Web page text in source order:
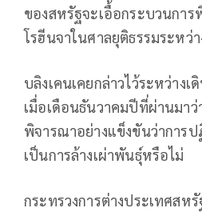
ของสหรัฐจะเอื้อกระบวนกา
โรฮีนจาในศาลยุติธรรมระหว่
บลิงเคนเคยกล่าวไว้ระหว่างเ
เมื่อเดือนธันวาคมปีที่ผ่านมาว่
พิจารณาอย่างแข็งขันว่าการ
เป็นการล้างเผ่าพันธุ์หรือไม่
กระทรวงการต่างประเทศสห